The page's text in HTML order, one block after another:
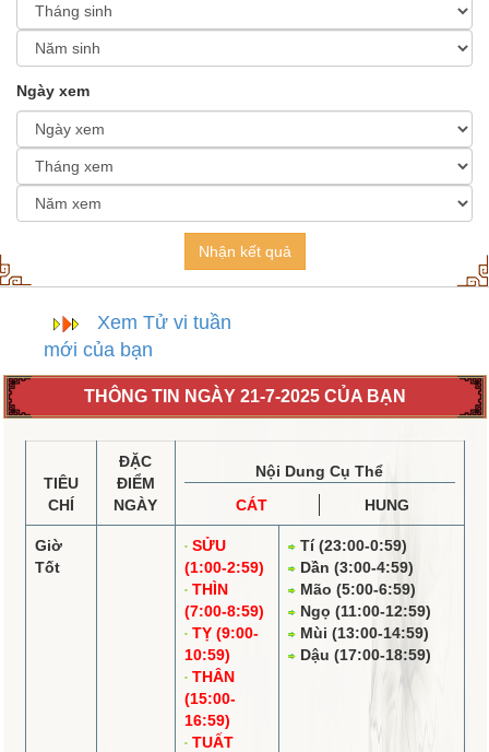
Ngày xem
Nhận kết quả
Xem Tử vi tuần
mới của bạn
THÔNG TIN NGÀY 21-7-2025 CỦA BẠN
TIÊU
CHÍ
ĐẶC
ĐIỂM
NGÀY
Nội Dung Cụ Thể
CÁT
HUNG
Giờ
Tốt
SỬU
(1:00-2:59)
THÌN
(7:00-8:59)
TỴ (9:00-
10:59)
THÂN
(15:00-
16:59)
TUẤT
Tí (23:00-0:59)
Dần (3:00-4:59)
Mão (5:00-6:59)
Ngọ (11:00-12:59)
Mùi (13:00-14:59)
Dậu (17:00-18:59)